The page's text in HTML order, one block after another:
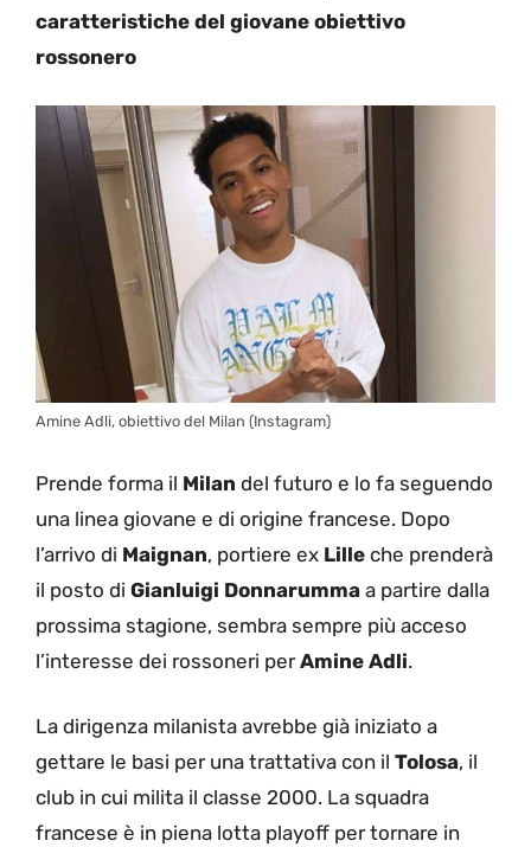
caratteristiche del giovane obiettivo
rossonero
Amine Adli, obiettivo del Milan (Instagram)
Prende forma il Milan del futuro e lo fa seguendo
una linea giovane e di origine francese. Dopo
l’arrivo di Maignan, portiere ex Lille che prenderà
il posto di Gianluigi Donnarumma a partire dalla
prossima stagione, sembra sempre più acceso
l’interesse dei rossoneri perAmine Adli.
La dirigenza milanista avrebbe già iniziato a
gettare le basi per una trattativa con il Tolosa, il
club in cui milita il classe 2000. La squadra
francese è in piena lotta playoff per tornare in